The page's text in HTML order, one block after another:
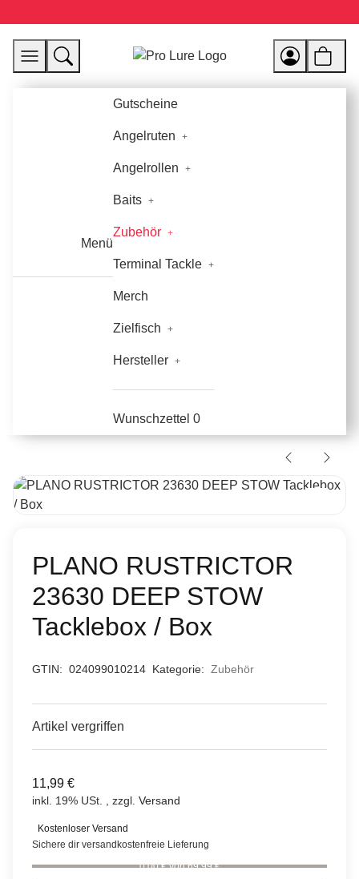
Menü
Gutscheine
Angelruten
Angelrollen
Baits
Zubehör
Terminal Tackle
Merch
Zielfisch
Hersteller
Wunschzettel 0
PLANO RUSTRICTOR
23630 DEEP STOW
Tacklebox / Box
GTIN: 024099010214 Kategorie: Zubehör
Artikel vergriffen
11,99 €
inkl. 19% USt. , zzgl. Versand
Kostenloser Versand
Sichere dir versandkostenfreie Lieferung
0,00 € von 69,99 €